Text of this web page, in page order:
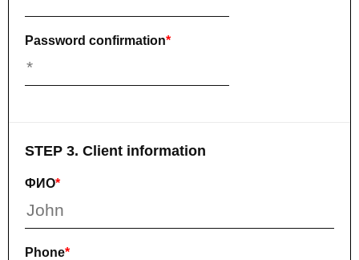
Password confirmation*
STEP 3. Client information
ФИО*
Phone*